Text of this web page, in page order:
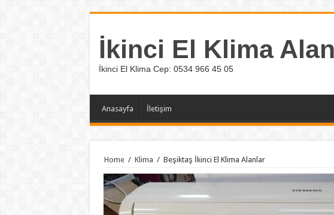
İkinci El Klima
İkinci El Klima Cep: 0534 966 45 05
Anasayfa İletişim
Home / Klima / Beşiktaş İkinci El Klima Alanlar